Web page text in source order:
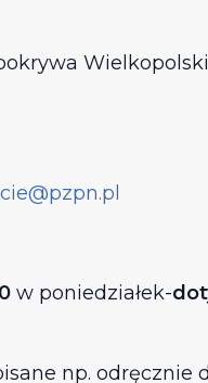
Wielkopolski
w poniedziałek-
np. odręcznie